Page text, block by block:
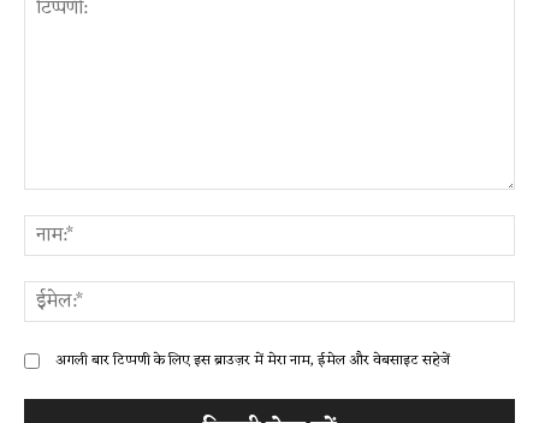
अगली बार टिप्पणी के लिए इस ब्राउज़र में मेरा नाम, ईमेल और वेबसाइट सहेजें